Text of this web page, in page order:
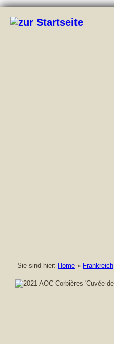
Sie sind hier: Home » Frankreich